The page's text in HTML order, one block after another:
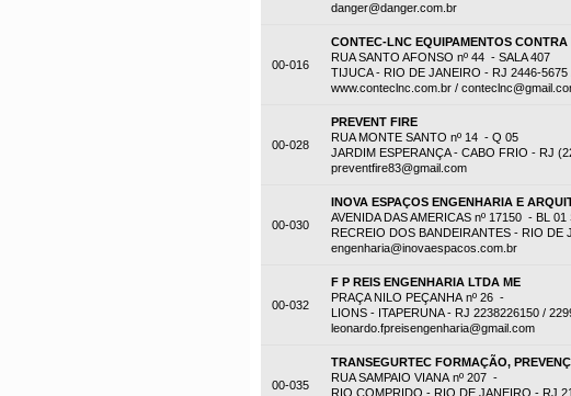
danger@danger.com.br
00-016
CONTEC-LNC EQUIPAMENTOS
RUA SANTO AFONSO nº 44 - SALA 407
TIJUCA - RIO DE JANEIRO - RJ 2446-5675
www.conteclnc.com.br /
00-028
PREVENT FIRE
RUA MONTE SANTO nº 14 - Q 05
JARDIM ESPERANÇA - CABO FRIO - RJ
preventfire83@gmail.com
00-030
INOVA ESPAÇOS ENGENHARIA E
AVENIDA DAS AMERICAS nº 17150 - BL 01
RECREIO DOS BANDEIRANTES - RIO DE
engenharia@inovaespacos.com.br
00-032
F P REIS ENGENHARIA LTDA ME
PRAÇA NILO PEÇANHA nº 26 -
LIONS - ITAPERUNA - RJ 2238226150 /
leonardo.fpreisengenharia@gmail.com
00-035
TRANSEGURTEC FORMAÇÃO,
RUA SAMPAIO VIANA nº 207 -
RIO COMPRIDO - RIO DE JANEIRO - RJ